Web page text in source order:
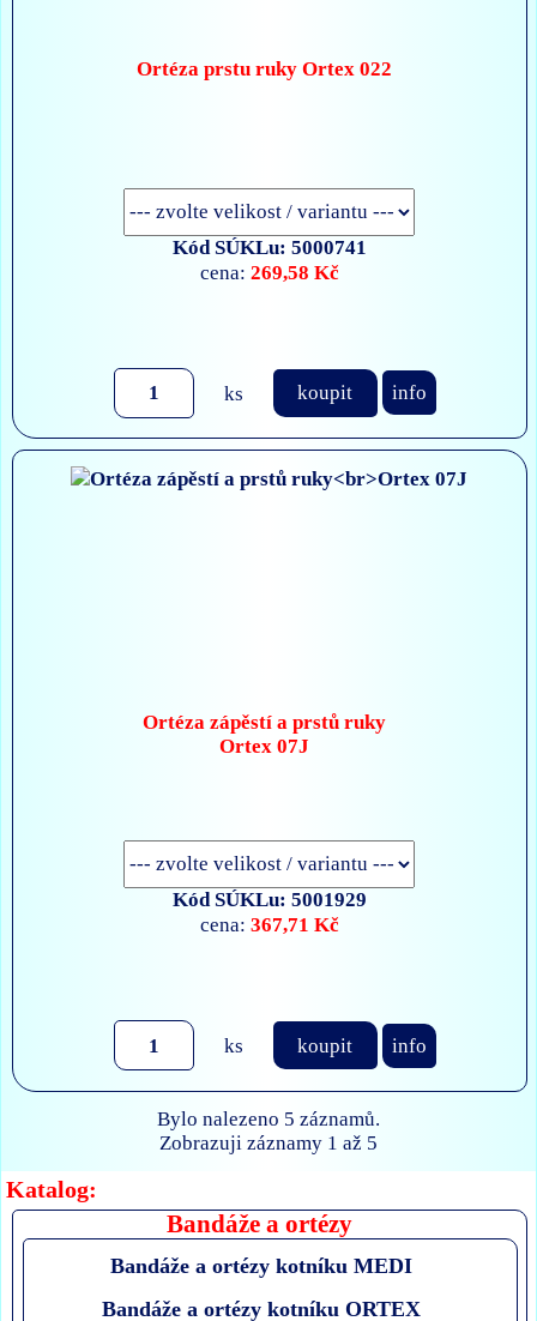
Katalog:
Bandáže a ortézy
Bandáže a ortézy kotníku MEDI
Bandáže a ortézy kotníku ORTEX
Ortéza prstu ruky Ortex 022
Kód SÚKLu: 5000741
cena: 269,58 Kč
ks koupit info
Ortéza zápěstí a prstů ruky
Ortex 07J
Kód SÚKLu: 5001929
cena: 367,71 Kč
ks koupit info
Bylo nalezeno 5 záznamů.
Zobrazuji záznamy 1 až 5